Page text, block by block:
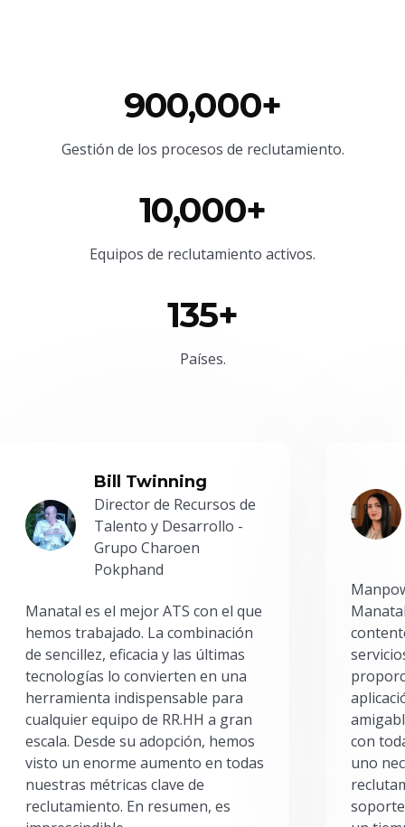
900,000+
Gestión de los procesos de reclutamiento.
10,000+
Equipos de reclutamiento activos.
135+
Países.
Bill Twinning
Director de Recursos de
Talento y Desarrollo -
Grupo Charoen
Pokphand
Manatal es el mejor ATS con el que
hemos trabajado. La combinación
de sencillez, eficacia y las últimas
tecnologías lo convierten en una
herramienta indispensable para
cualquier equipo de RR.HH a gran
escala. Desde su adopción, hemos
visto un enorme aumento en todas
nuestras métricas clave de
reclutamiento. En resumen, es
con
uno